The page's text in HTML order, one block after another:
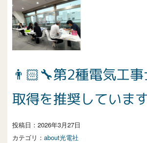
👨🏻‍🔧第2種電気工
取得を推奨していま
投稿日： 2026年3月27日
カテゴリ： about光電社